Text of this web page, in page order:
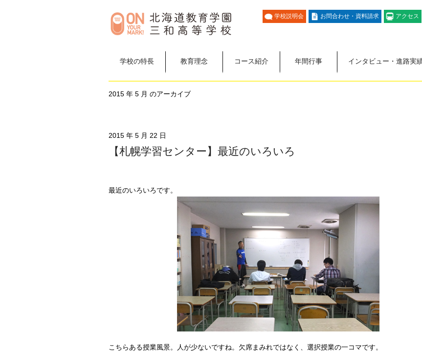
学校説明会 お問合わせ・資料請求 アクセス
学校の特長 教育理念 コース紹介 年間行事 インタビュー・進路実
2015 年 5 月 のアーカイブ
2015 年 5 月 22 日
【札幌学習センター】最近のいろいろ
最近のいろいろです。
こちらある授業風景。人が少ないですね。欠席まみれではなく、選択授業の一コマです。